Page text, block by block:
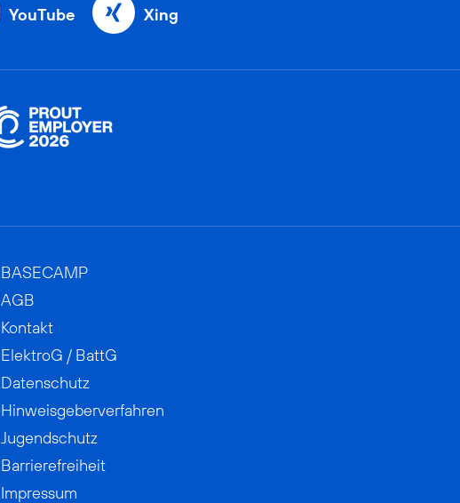
YouTube Xing
BASECAMP
AGB
Kontakt
ElektroG / BattG
Datenschutz
Hinweisgeberverfahren
Jugendschutz
Barrierefreiheit
Impressum